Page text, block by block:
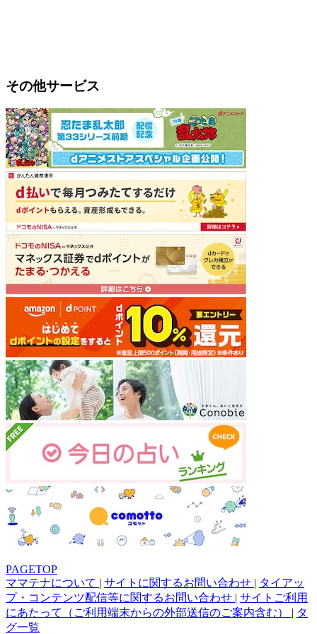
その他サービス
PAGETOP
ママテナについて | サイトに関するお問い合わせ | タイアッ
プ・コンテンツ配信等に関するお問い合わせ | サイトご利用
にあたって（ご利用端末からの外部送信のご案内含む） | タ
グ一覧